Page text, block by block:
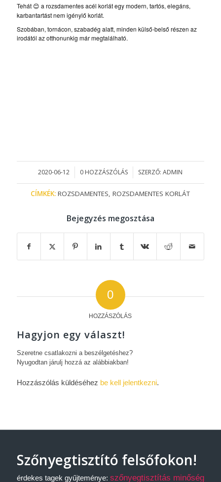
Tehát 😊 a rozsdamentes acél korlát egy modern, tartós, elegáns,
karbantartást nem igénylő korlát.
Szobában, tornácon, szabadég alatt, minden külső-belső részen az
irodától az otthonunkig már megtalálható.
2020-06-12
/ 0 HOZZÁSZÓLÁS
/ SZERZŐ:ADMIN
CÍMKÉK: ROZSDAMENTES,ROZSDAMENTES KORLÁT
Bejegyzés megosztása
0
HOZZÁSZÓLÁS
Hagyjon egy választ!
Szeretne csatlakozni a beszélgetéshez?
Nyugodtan járulj hozzá az alábbiakban!
Hozzászólás küldéséhez be kell jelentkezni.
Szőnyegtisztító felsőfokon!
érdekes tagek gyűjteménye: szőnyegtisztítás minőség